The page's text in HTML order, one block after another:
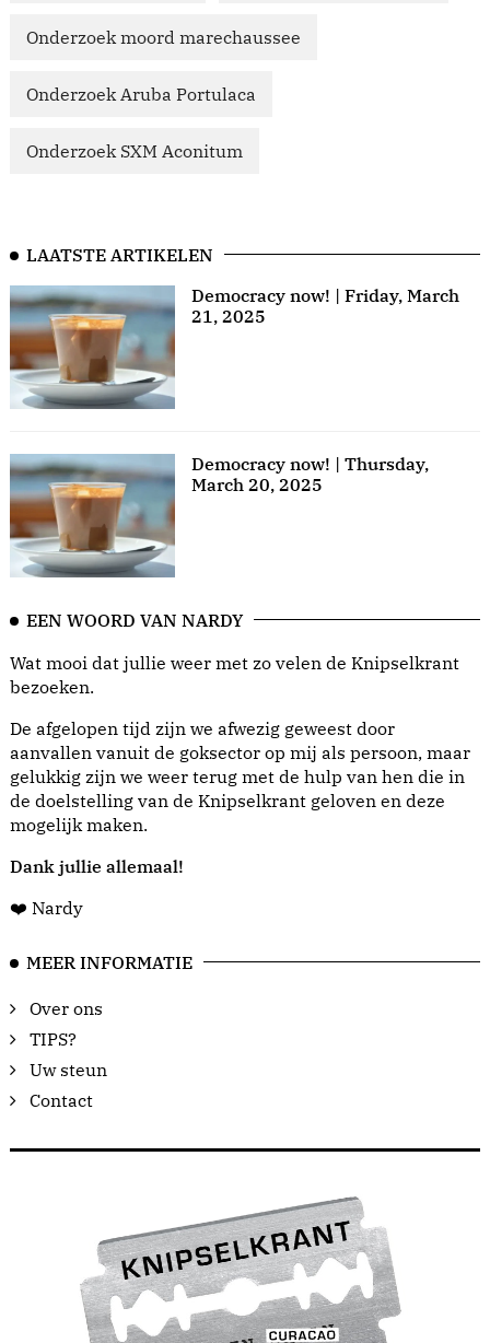
Onderzoek moord marechaussee
Onderzoek Aruba Portulaca
Onderzoek SXM Aconitum
LAATSTE ARTIKELEN
Democracy now! | Friday, March
21, 2025
Democracy now! | Thursday,
March 20, 2025
EEN WOORD VAN NARDY
Wat mooi dat jullie weer met zo velen de Knipselkrant
bezoeken.
De afgelopen tijd zijn we afwezig geweest door
aanvallen vanuit de goksector op mij als persoon, maar
gelukkig zijn we weer terug met de hulp van hen die in
de doelstelling van de Knipselkrant geloven en deze
mogelijk maken.
Dank jullie allemaal!
❤️ Nardy
MEER INFORMATIE
Over ons
TIPS?
Uw steun
Contact